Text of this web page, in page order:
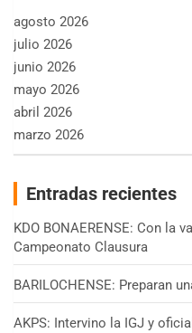
agosto 2026
julio 2026
junio 2026
mayo 2026
abril 2026
marzo 2026
Entradas recientes
KDO BONAERENSE: Con la
Campeonato Clausura
BARILOCHENSE: Preparan
AKPS: Intervino la IGJ y